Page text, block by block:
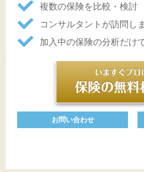
複数の保険を比較・検討
コンサルタントが訪問し
加入中の保険の分析だけ
お問い合わせ